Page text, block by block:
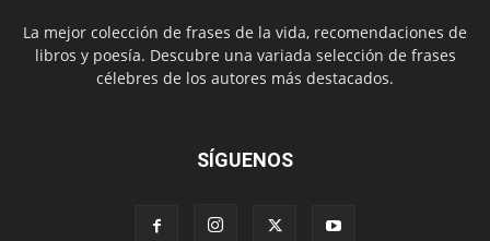
La mejor colección de frases de la vida, recomendaciones de
libros y poesía. Descubre una variada selección de frases
célebres de los autores más destacados.
SÍGUENOS